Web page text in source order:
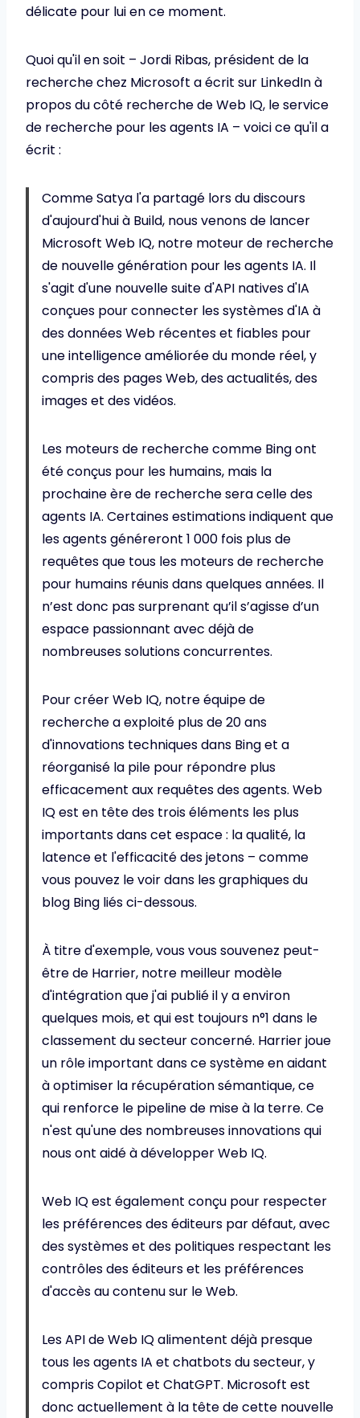
délicate pour lui en ce moment.
Quoi qu'il en soit – Jordi Ribas, président de la
recherche chez Microsoft a écrit sur LinkedIn à
propos du côté recherche de Web IQ, le service
de recherche pour les agents IA – voici ce qu'il a
écrit :
Comme Satya l'a partagé lors du discours
d'aujourd'hui à Build, nous venons de lancer
Microsoft Web IQ, notre moteur de recherche
de nouvelle génération pour les agents IA. Il
s'agit d'une nouvelle suite d'API natives d'IA
conçues pour connecter les systèmes d'IA à
des données Web récentes et fiables pour
une intelligence améliorée du monde réel, y
compris des pages Web, des actualités, des
images et des vidéos.
Les moteurs de recherche comme Bing ont
été conçus pour les humains, mais la
prochaine ère de recherche sera celle des
agents IA. Certaines estimations indiquent que
les agents généreront 1 000 fois plus de
requêtes que tous les moteurs de recherche
pour humains réunis dans quelques années. Il
n’est donc pas surprenant qu’il s’agisse d’un
espace passionnant avec déjà de
nombreuses solutions concurrentes.
Pour créer Web IQ, notre équipe de
recherche a exploité plus de 20 ans
d'innovations techniques dans Bing et a
réorganisé la pile pour répondre plus
efficacement aux requêtes des agents. Web
IQ est en tête des trois éléments les plus
importants dans cet espace : la qualité, la
latence et l'efficacité des jetons – comme
vous pouvez le voir dans les graphiques du
blog Bing liés ci-dessous.
À titre d'exemple, vous vous souvenez peut-
être de Harrier, notre meilleur modèle
d'intégration que j'ai publié il y a environ
quelques mois, et qui est toujours n°1 dans le
classement du secteur concerné. Harrier joue
un rôle important dans ce système en aidant
à optimiser la récupération sémantique, ce
qui renforce le pipeline de mise à la terre. Ce
n'est qu'une des nombreuses innovations qui
nous ont aidé à développer Web IQ.
Web IQ est également conçu pour respecter
les préférences des éditeurs par défaut, avec
des systèmes et des politiques respectant les
contrôles des éditeurs et les préférences
d'accès au contenu sur le Web.
Les API de Web IQ alimentent déjà presque
tous les agents IA et chatbots du secteur, y
compris Copilot et ChatGPT. Microsoft est
donc actuellement à la tête de cette nouvelle